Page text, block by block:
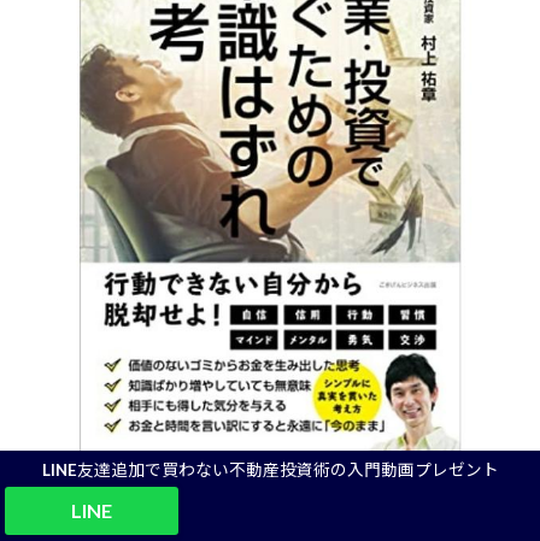
LINE友達追加で買わない不動産投資術の入門動画プレゼント
LINE
購入はこちら＞＞
副業・投資で稼ぐための常識はずれ思考